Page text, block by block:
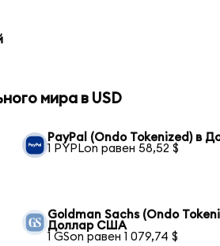
мира в USD
PayPal (Ondo Tokenized) в
1 PYPLon равен 58,52 $
Goldman Sachs (Ondo
Доллар США
1 GSon равен 1 079,74 $